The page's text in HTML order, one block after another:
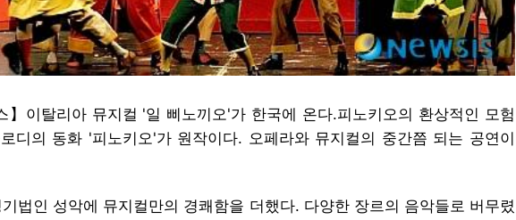
】이탈리아 뮤지컬 '일 삐노끼오'가 한국에 온다.피노키오의 환상적인 모험
디의 동화 '피노키오'가 원작이다. 오페라와 뮤지컬의 중간쯤 되는 공연이
법인 성악에 뮤지컬만의 경쾌함을 더했다. 다양한 장르의 음악들로 버무렸